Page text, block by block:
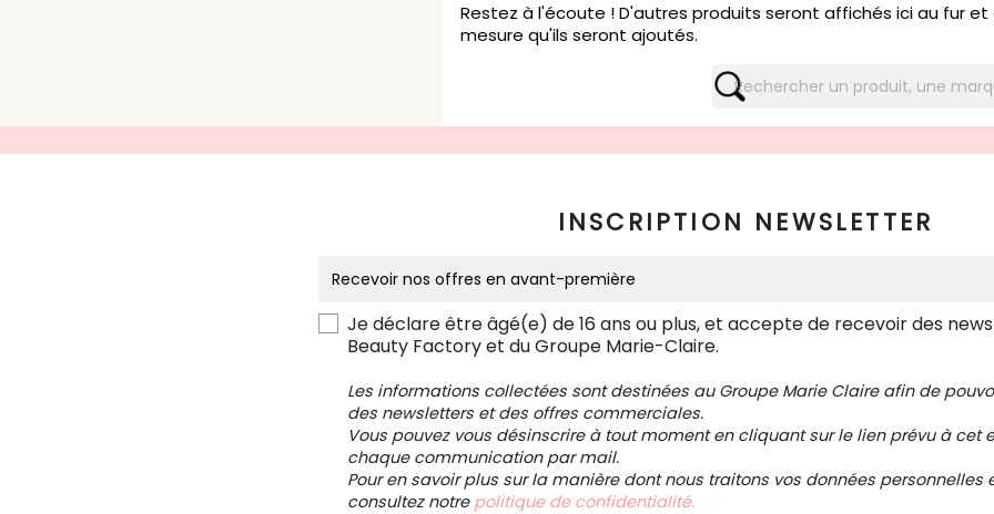
Restez à l'écoute ! D'autres produits seront affichés ici au fur et
mesure qu'ils seront ajoutés.
INSCRIPTION NEWSLETTER
Je déclare être âgé(e) de 16 ans ou plus, et accepte de recevoir des
Beauty Factory et du Groupe Marie-Claire.
Les informations collectées sont destinées au Groupe Marie Claire afin de
des newsletters et des offres commerciales.
Vous pouvez vous désinscrire à tout moment en cliquant sur le lien prévu à cet
chaque communication par mail.
Pour en savoir plus sur la manière dont nous traitons vos données personnelles
consultez notre politique de confidentialité.